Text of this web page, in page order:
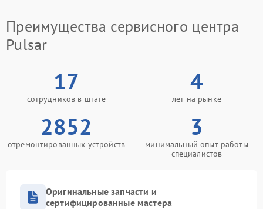
Преимущества сервисного центра
Pulsar
17
сотрудников в штате
4
лет на рынке
2852
отремонтированных устройств
3
минимальный опыт работы
специалистов
Оригинальные запчасти и
сертифицированные мастера